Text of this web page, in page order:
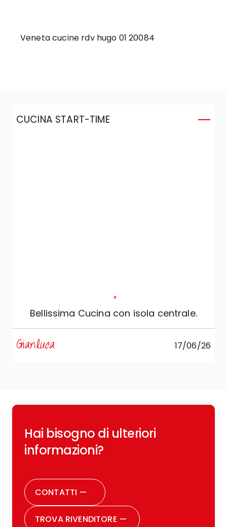
Veneta cucine rdv hugo 01 20084
CUCINA START-TIME
"
Bellissima Cucina con isola centrale.
Gianluca 17/06/26
Hai bisogno di ulteriori
informazioni?
CONTATTI —
TROVA RIVENDITORE —